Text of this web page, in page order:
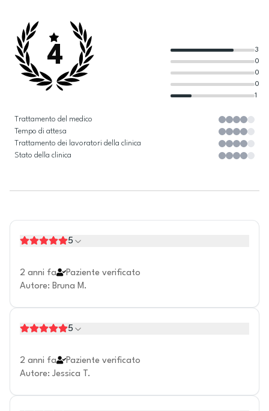
4
1
0
0
0
3
Trattamento del medico
Tempo di attesa
Trattamento dei lavoratori della clinica
Stato della clinica
5
2 anni fa
Paziente verificato
Autore: Bruna M.
5
2 anni fa
Paziente verificato
Autore: Jessica T.